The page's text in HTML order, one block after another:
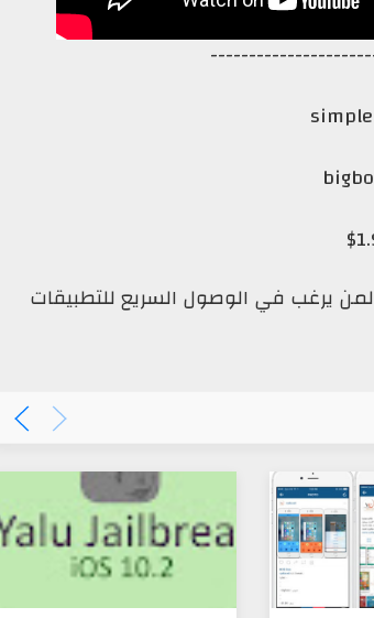
لمن يرغب في الوصول السريع للتطبيقات